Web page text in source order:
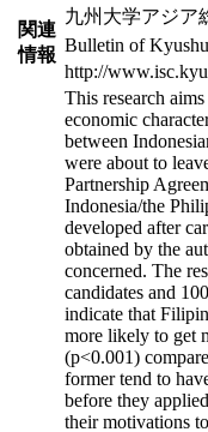
関連
情報
九州大学アジア
Bulletin of
http://
This research
economic
between
were about to
Partnership
Indonesia/the
developed after
obtained by the
concerned. The
candidates and
indicate that
more likely to get
(p<0.001)
former tend to
before they
their motivations